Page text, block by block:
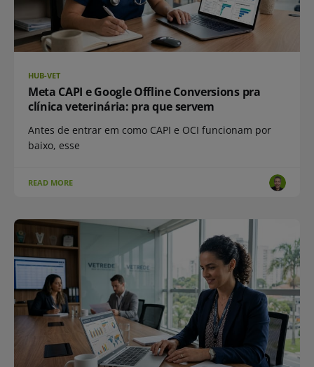
HUB-VET
Meta CAPI e Google Offline Conversions pra
clínica veterinária: pra que servem
Antes de entrar em como CAPI e OCI funcionam por
baixo, esse
READ MORE